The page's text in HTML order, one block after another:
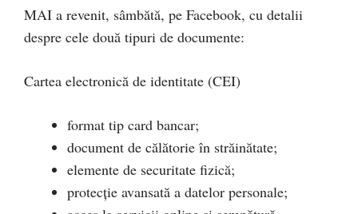
MAI a revenit, sâmbătă, pe Facebook, cu detalii
despre cele două tipuri de documente:
Cartea electronică de identitate (CEI)
format tip card bancar;
document de călătorie în străinătate;
elemente de securitate fizică;
protecție avansată a datelor personale;